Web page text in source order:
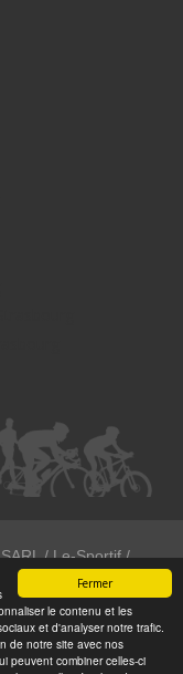
Fermer
le contenu et les
et d'analyser notre trafic.
de notre site avec nos
peuvent combiner celles-ci
/ Le-Sportif /
1999972